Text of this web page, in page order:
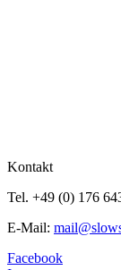
Kontakt
Tel. +49 (0) 176
E-Mail:
Facebook